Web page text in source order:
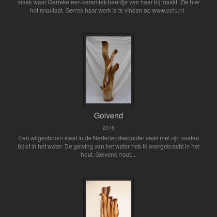
het resultaat. Gerrek haar werk is te vinden op www.ecru.nl
Golvend
2016
Een wilgenboom staat in de Nederlandsepolder vaak met zijn voeten
bij of in het water. De golving van het water heb ik overgebracht in het
hout. Golvend hout....